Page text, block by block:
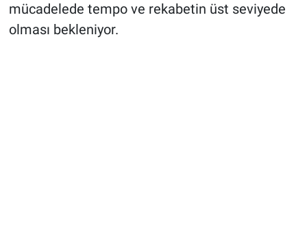
mücadelede tempo ve rekabetin üst seviyede
olması bekleniyor.